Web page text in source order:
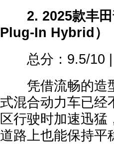
2. 2025款丰
Plug-In Hybrid）
总分：9.5/10 |
凭借流畅的造型
式混合动力车已经
区行驶时加速迅
道路上也能保持平